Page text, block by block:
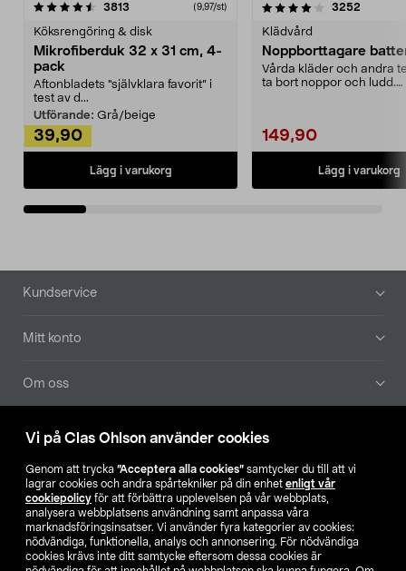
Vi på Clas Ohlson använder cookies
Genom att trycka ”Acceptera alla cookies” samtycker du till att vi
lagrar cookies och andra spårtekniker på din enhet enligt vår
cookiepolicy för att förbättra upplevelsen på vår webbplats,
analysera webbplatsens användning samt anpassa våra
marknadsföringsinsatser. Vi använder fyra kategorier av cookies:
nödvändiga, funktionella, analys och annonsering. För nödvändiga
cookies krävs inte ditt samtycke eftersom dessa cookies är
3813 (9,97/st)
Köksrengöring & disk
Mikrofiberduk 32 x 31 cm, 4-
pack
Aftonbladets "självklara favorit” i
test av d...
Utförande: Grå/beige
39,90
Lägg i varukorg
4.0av 5 stjärnor 3252
Klädvård
Noppborttagare
Vårda kläder och andra
ta bort noppor och ludd.
149,90
Lägg i varukorg
4.5av 5 stjärnor
Sidfot
Kundservice
Mitt konto
Om oss
Aktuellt
Våra bolag
Hitta butik
SE NO FI